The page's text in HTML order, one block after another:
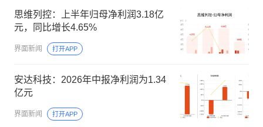
思维列控：上半年归母净利润3.18亿
元，同比增长4.65%
界面新闻 打开APP
安达科技：2026年中报净利润为1.34
亿元
界面新闻 打开APP